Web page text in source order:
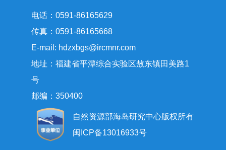
电话：0591-86165629
传真：0591-86165668
E-mail: hdzxbgs@ircmnr.com
地址：福建省平潭综合实验区敖东镇田美路1
号
邮编：350400
自然资源部海岛研究中心版权所有
闽ICP备13016933号